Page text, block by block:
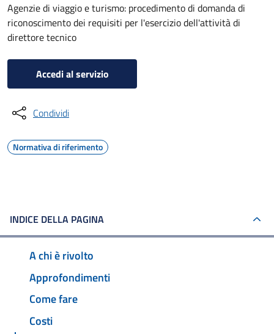
Agenzie di viaggio e turismo: procedimento di domanda di
riconoscimento dei requisiti per l'esercizio dell'attività di
direttore tecnico
Accedi al servizio
Condividi
Normativa di riferimento
INDICE DELLA PAGINA
A chi è rivolto
Approfondimenti
Come fare
Costi